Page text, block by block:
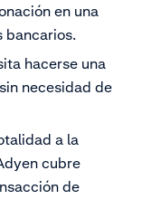
en una
bancarios.
hacerse una
necesidad de
a la
cubre
de